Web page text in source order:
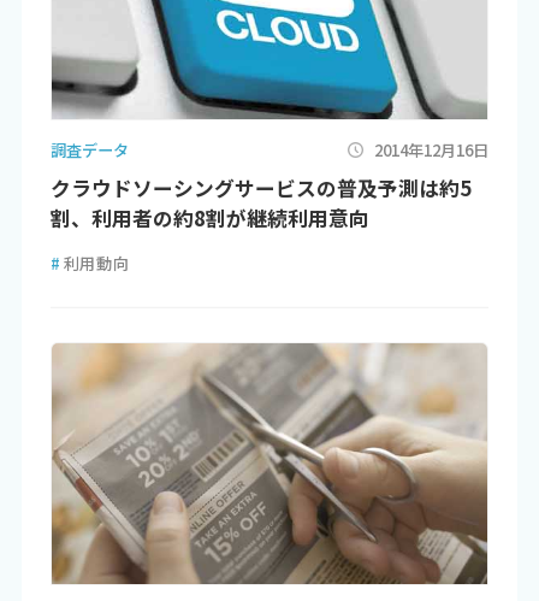
調査データ 2014年12月16日
クラウドソーシングサービスの普及予測は約5
割、利用者の約8割が継続利用意向
# 利用動向